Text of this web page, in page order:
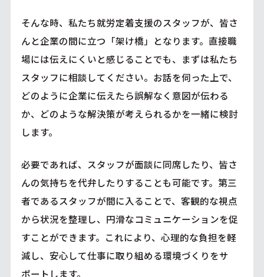
そんな時、私たち就労定着支援のスタッフが、皆さ
んと企業の間に立つ「架け橋」となります。直接職
場には伝えにくいと感じることでも、まずは私たち
スタッフに相談してください。お話を伺った上で、
どのように企業に伝えたら誤解なく意図が伝わる
か、どのような解決策が考えられるかを一緒に検討
します。
必要であれば、スタッフが面談に同席したり、皆さ
んの気持ちを代弁したりすることも可能です。第三
者であるスタッフが間に入ることで、客観的な視点
から状況を整理し、円滑なコミュニケーションを促
すことができます。これにより、心理的な負担を軽
減し、安心して仕事に取り組める環境づくりをサ
ポートします。